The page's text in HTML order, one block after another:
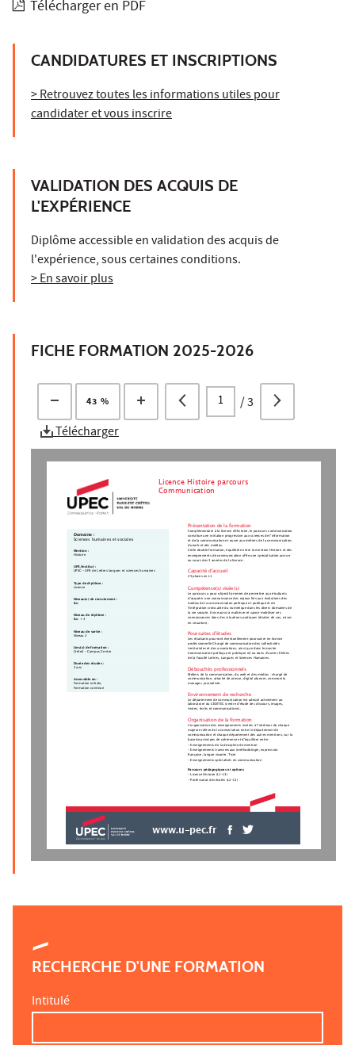
Télécharger en PDF
CANDIDATURES ET INSCRIPTIONS
> Retrouvez toutes les informations utiles pour
candidater et vous inscrire
VALIDATION DES ACQUIS DE
L'EXPÉRIENCE
Diplôme accessible en validation des acquis de
l'expérience, sous certaines conditions.
> En savoir plus
FICHE FORMATION 2025-2026
43 % /3
Télécharger
Licence Histoire parcours
Communication
Présentation de la formation
Complémentaire à la licence d'Histoire, le parcours communication
constitue une initiation progressive aux sciences de l’information
et de la communication et ouvre aux métiers de la communication,
du web et des médias.
Cette double formation, équilibrée entre la mention Histoire et des
enseignements de communication offre une spécialisation accrue
au cours des 3 années de la licence.
Capacité d'accueil
25 places en L1
Compétence(s) visée(s)
Le parcours a pour objectif premier de permettre aux étudiants
d’acquérir une connaissance des enjeux liés aux évolutions des
médias de la communication politique et publique et de
l'intégration croissante du numérique dans les divers domaines de
la vie sociale. Il vise aussi à maîtriser et savoir mobiliser ces
connaissances dans des situations pratiques (études de cas, mises
en situation).
Poursuites d'études
Les étudiants pourront éventuellement poursuivre en licence
professionnelle Chargé de communication des collectivités
territoriales et des associations, ainsi que dans le master
Communication politique et publique et/ou dans d’autres filières
de la Faculté Lettres, Langues et Sciences Humaines.
Débouchés professionnels
Métiers de la communication, du web et des médias : chargé de
communication, attaché de presse, digital planner, community
manager, journaliste.
Environnement de recherche
Le département de communication est adossé activement au
laboratoire du CEDITEC (centre d'étude des discours, images,
textes, écrits et communications).
Organisation de la formation
L’organisation des enseignements insérés à l’intérieur de chaque
majeure relève de la concertation entre le département de
communication et chaque département des autres mentions, sur la
base de principes de cohérence et d’équilibre entre :
- Enseignements de la discipline de mention
- Enseignements transversaux (méthodologie, expression
française, langue vivante, Tice)
- Enseignements spécialisés en communication
Parcours pédagogiques et options
- Licence Histoire (L1-L3)
- Professorat des écoles (L2-L3)
Domaine :
Sciences humaines et sociales
Mention :
Histoire
UFR/Institut :
UPEC - UFR de Lettres langues et sciences humaines
Type de diplôme :
Licence
Niveau(x) de recrutement :
Bac
Niveau de diplôme :
Bac + 3
Niveau de sortie :
Niveau 2
Lieu(x) de formation :
Créteil - Campus Centre
Durée des études :
3 ans
Accessible en :
Formation initiale,
Formation continue
www.u-pec.fr
RECHERCHE D'UNE FORMATION
Intitulé